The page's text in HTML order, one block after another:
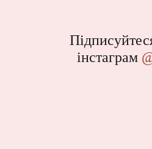
інстаграм